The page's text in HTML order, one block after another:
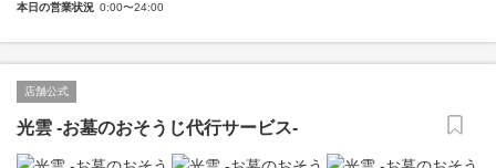
本日の営業状況 0:00〜24:00
店舗公式
光雲 -お墓のおそうじ代行サービス-